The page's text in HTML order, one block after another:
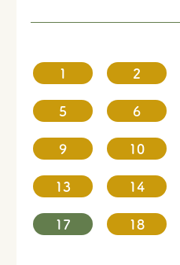
1 2
5
6
9
10
13
14
17
18